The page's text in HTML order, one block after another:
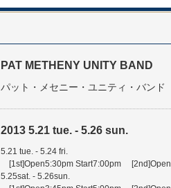
PAT METHENY UNITY BAND
パット・メセニー・ユニティ・バンド
2013 5.21 tue. - 5.26 sun.
5.21 tue. - 5.24 fri.
[1st]Open5:30pm Start7:00pm
5.25sat. - 5.26sun.